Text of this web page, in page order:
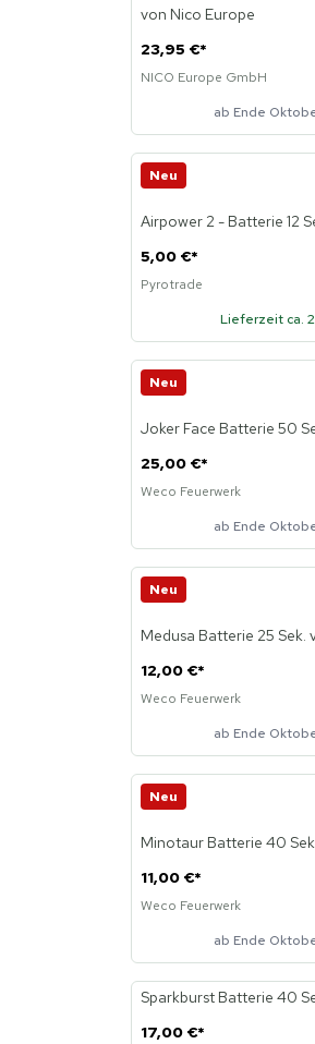
von Nico Europe
23,95 €*
NICO Europe GmbH
ab Ende
Neu
Airpower 2 - Batterie 12
5,00 €*
Pyrotrade
Lieferzeit ca.
Neu
Joker Face Batterie 50
25,00 €*
Weco Feuerwerk
ab Ende
Neu
Medusa Batterie 25 Sek.
12,00 €*
Weco Feuerwerk
ab Ende
Neu
Minotaur Batterie 40
11,00 €*
Weco Feuerwerk
ab Ende
Neu
Sparkburst Batterie 40
17,00 €*